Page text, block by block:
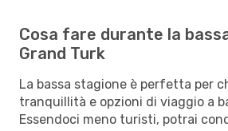
Cosa fare durante la
Grand Turk
La bassa stagione è perfetta per
tranquillità e opzioni di viaggio a
Essendoci meno turisti, potrai